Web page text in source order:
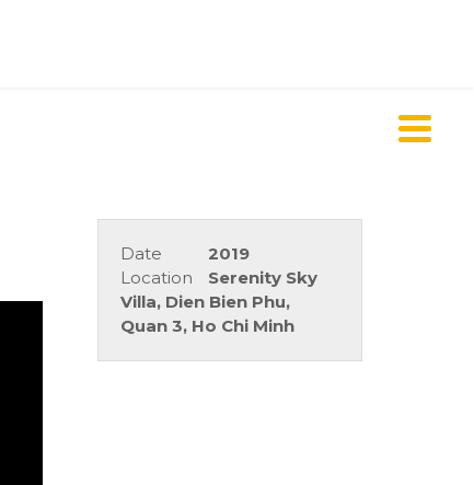
Date
2019
Location
Serenity Sky
Villa, Dien Bien Phu,
Quan 3, Ho Chi Minh